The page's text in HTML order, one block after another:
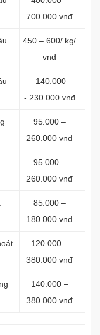
700.000 vnđ
450 – 600/ kg/
vnđ
140.000
-.230.000 vnđ
95.000 –
260.000 vnđ
95.000 –
260.000 vnđ
85.000 –
180.000 vnđ
120.000 –
380.000 vnđ
140.000 –
380.000 vnđ